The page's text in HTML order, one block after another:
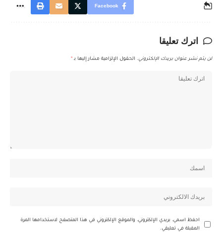
Facebook
اترك تعليقا
لن يتم نشر عنوان بريدك الإلكتروني. الحقول الإلزامية مشار إليها بـ *
احفظ اسمي، بريدي الإلكتروني، والموقع الإلكتروني في هذا المتصفح لاستخدامها المرة
المقبلة في تعليقي.